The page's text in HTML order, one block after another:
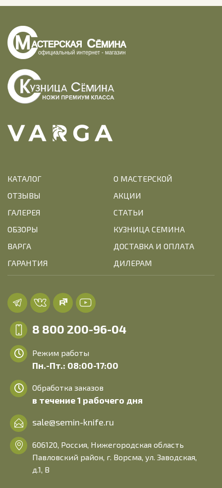
КАТАЛОГ
О МАСТЕРСКОЙ
ОТЗЫВЫ
АКЦИИ
ГАЛЕРЕЯ
СТАТЬИ
ОБЗОРЫ
КУЗНИЦА СЕМИНА
ВАРГА
ДОСТАВКА И ОПЛАТА
ГАРАНТИЯ
ДИЛЕРАМ
8 800 200-96-04
Режим работы
Пн.-Пт.: 08:00-17:00
Обработка заказов
в течение 1 рабочего дня
sale@semin-knife.ru
606120, Россия, Нижегородская область
Павловский район, г. Ворсма, ул. Заводская,
д.1, В